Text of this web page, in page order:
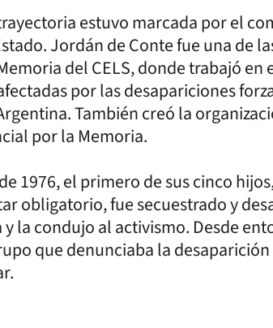
estuvo marcada por el
Jordán de Conte fue una de
del CELS, donde trabajó
por las desapariciones
También creó la
por la Memoria.
1976, el primero de sus cinco
obligatorio, fue secuestrado y
la condujo al activismo. Desde
que denunciaba la